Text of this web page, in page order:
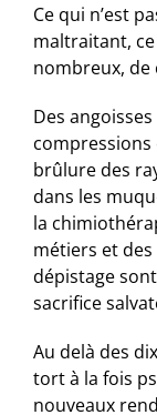
Ce qui n’est
maltraitant,
nombreux, de
Des
brûlure des
dans les
la
métiers et
dépistage
sacrifice
Au delà des
tort à la fois
nouveaux